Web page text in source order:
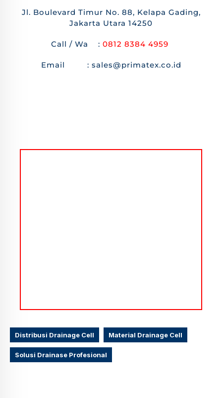
Jl. Boulevard Timur No. 88, Kelapa Gading,
Jakarta Utara 14250
Call / Wa : 0812 8384 4959
Email : sales@primatex.co.id
Distribusi Drainage Cell Material Drainage Cell
Solusi Drainase Profesional